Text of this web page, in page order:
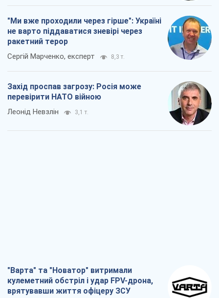
"Ми вже проходили через гірше": Україні
не варто піддаватися зневірі через
ракетний терор
Сергій Марченко, експерт 8,3 т.
Захід проспав загрозу: Росія може
перевірити НАТО війною
Леонід Невзлін 3,1 т.
"Варта" та "Новатор" витримали
кулеметний обстріл і удар FPV-дрона,
врятувавши життя офіцеру ЗСУ